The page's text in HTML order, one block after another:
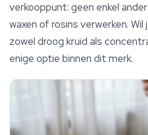
verkooppunt: geen enkel
waxen of rosins verwerken.
zowel droog kruid als
enige optie binnen dit merk.